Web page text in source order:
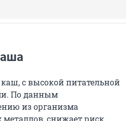
с высокой питательной
По данным
из организма
снижает риск